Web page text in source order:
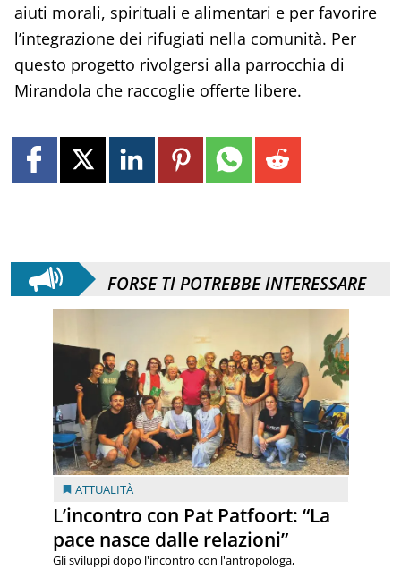
aiuti morali, spirituali e alimentari e per favorire
l’integrazione dei rifugiati nella comunità. Per
questo progetto rivolgersi alla parrocchia di
Mirandola che raccoglie offerte libere.
FORSE TI POTREBBE INTERESSARE
ATTUALITÀ
L’incontro con Pat Patfoort: “La
pace nasce dalle relazioni”
Gli sviluppi dopo l'incontro con l'antropologa,